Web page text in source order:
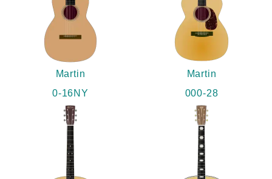
Martin
0-16NY
Martin
000-28